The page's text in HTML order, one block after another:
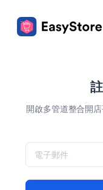
開啟多管道整合開